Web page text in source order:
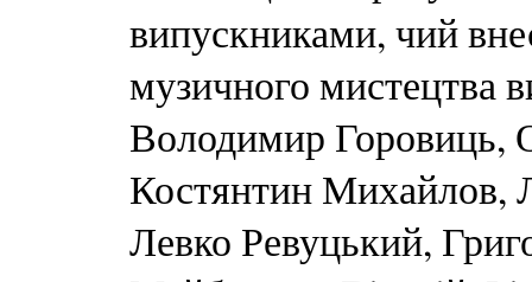
випускниками, чий
музичного мистецтва
Володимир Горовиць,
Костянтин Михайлов,
Левко Ревуцький,